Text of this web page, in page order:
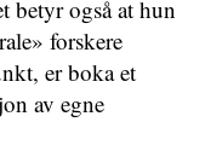
betyr også at hun
forskere
er boka et
av egne